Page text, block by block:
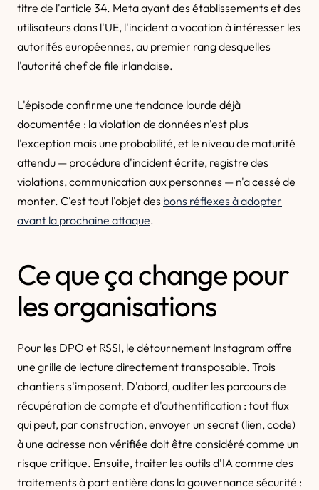
titre de l'article 34. Meta ayant des établissements et des
utilisateurs dans l'UE, l'incident a vocation à intéresser les
autorités européennes, au premier rang desquelles
l'autorité chef de file irlandaise.
L'épisode confirme une tendance lourde déjà
documentée : la violation de données n'est plus
l'exception mais une probabilité, et le niveau de maturité
attendu — procédure d'incident écrite, registre des
violations, communication aux personnes — n'a cessé de
monter. C'est tout l'objet des bons réflexes à adopter
avant la prochaine attaque.
Ce que ça change pour
les organisations
Pour les DPO et RSSI, le détournement Instagram offre
une grille de lecture directement transposable. Trois
chantiers s'imposent. D'abord, auditer les parcours de
récupération de compte et d'authentification : tout flux
qui peut, par construction, envoyer un secret (lien, code)
à une adresse non vérifiée doit être considéré comme un
risque critique. Ensuite, traiter les outils d'IA comme des
traitements à part entière dans la gouvernance sécurité :